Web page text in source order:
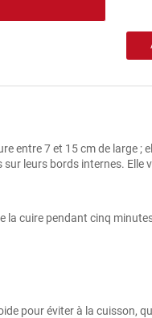
entre 7 et 15 cm de large ;
leurs bords internes. Elle
cuire pendant cinq minutes
pour éviter à la cuisson,